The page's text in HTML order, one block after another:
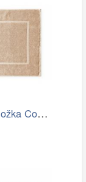
Hotelová předložka Comfort krémová 750g…